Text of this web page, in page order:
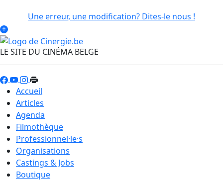
Une erreur, une modification? Dites-le nous !
LE SITE DU CINÉMA BELGE
Accueil
Articles
Agenda
Filmothèque
Professionnel·le·s
Organisations
Castings & Jobs
Boutique